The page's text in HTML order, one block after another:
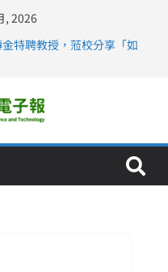
, 2026
特聘教授，蒞校分享「如
醫學大學第5名 辦學實力再
、印頂尖大學跨國合作
尼亞歐洲盃國際發明展雙
護理教育創新獲國際肯定